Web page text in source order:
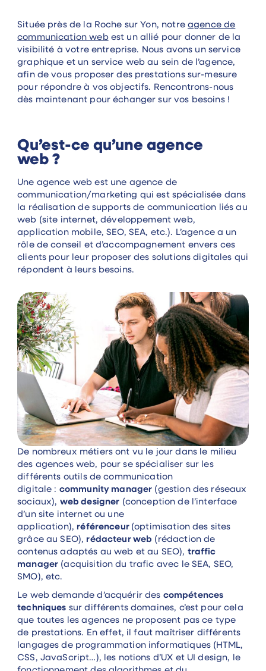
Située près de la Roche sur Yon, notre agence de
communication webest un allié pour donner de la
visibilité à votre entreprise. Nous avons un service
graphique et un service web au sein de l’agence,
afin de vous proposer des prestations sur-mesure
pour répondre à vos objectifs. Rencontrons-nous
dès maintenant pour échanger sur vos besoins !
Qu’est-ce qu’une agence
web ?
Une agence web est une agence de
communication/marketing qui est spécialisée dans
la réalisation de supports de communication liés au
web (site internet, développement web,
application mobile, SEO, SEA, etc.). L’agence a un
rôle de conseil et d’accompagnement envers ces
clients pour leur proposer des solutions digitales qui
répondent à leurs besoins.
De nombreux métiers ont vu le jour dans le milieu
des agences web, pour se spécialiser sur les
différents outils de communication
digitale : community manager (gestion des réseaux
sociaux), web designer (conception de l’interface
d’un site internet ou une
application), référenceur (optimisation des sites
grâce au SEO), rédacteur web (rédaction de
contenus adaptés au web et au SEO), traffic
manager (acquisition du trafic avec le SEA, SEO,
SMO), etc.
Le web demande d’acquérir des compétences
techniques sur différents domaines, c’est pour cela
que toutes les agences ne proposent pas ce type
de prestations. En effet, il faut maîtriser différents
langages de programmation informatiques (HTML,
CSS, JavaScript…), les notions d’UX et UI design, le